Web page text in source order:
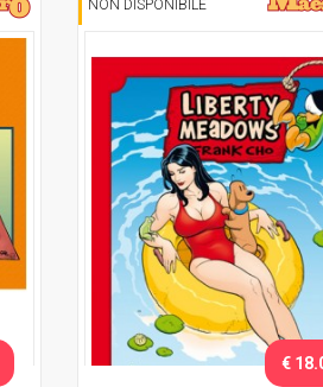
NON DISPONIBILE
€